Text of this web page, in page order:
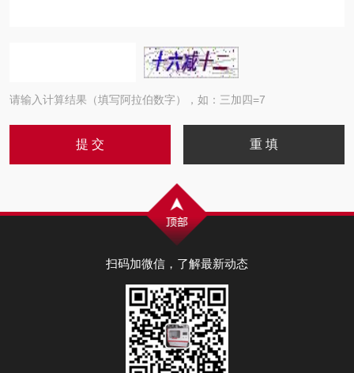
请输入计算结果（填写阿拉伯数字），如：三加四=7
扫码加微信，了解最新动态